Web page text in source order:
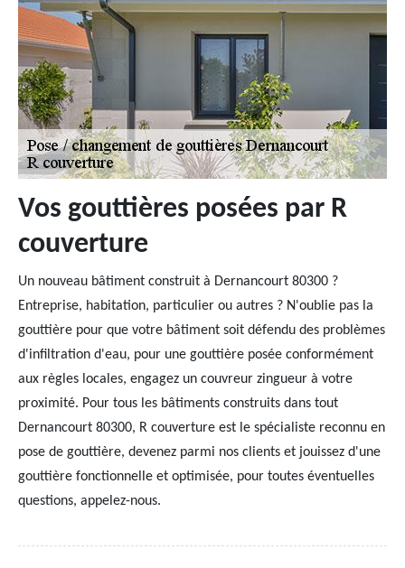
Vos gouttières posées par R
couverture
Un nouveau bâtiment construit à Dernancourt 80300 ?
Entreprise, habitation, particulier ou autres ? N'oublie pas la
gouttière pour que votre bâtiment soit défendu des problèmes
d'infiltration d'eau, pour une gouttière posée conformément
aux règles locales, engagez un couvreur zingueur à votre
proximité. Pour tous les bâtiments construits dans tout
Dernancourt 80300, R couverture est le spécialiste reconnu en
pose de gouttière, devenez parmi nos clients et jouissez d'une
gouttière fonctionnelle et optimisée, pour toutes éventuelles
questions, appelez-nous.